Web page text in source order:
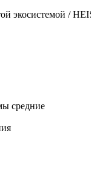
экосистемой /
средние